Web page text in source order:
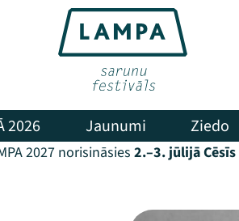
2026 Jaunumi Ziedo
2027 norisināsies 2.–3. jūlijā Cēsīs